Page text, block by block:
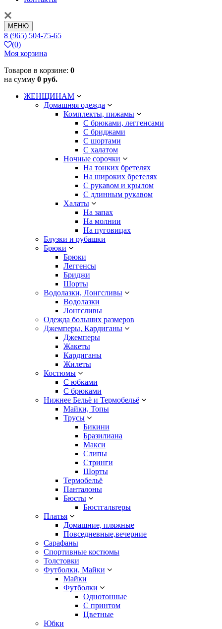
МЕНЮ
8 (965) 504-75-65
(0)
Моя корзина
Товаров в корзине: 0
на сумму 0 руб.
ЖЕНЩИНАМ
Домашняя одежда
Комплекты, пижамы
С брюками, леггенсами
С бриджами
С шортами
С халатом
Ночные сорочки
На тонких бретелях
На широких бретелях
С рукавом и крылом
С длинным рукавом
Халаты
На запах
На молнии
На пуговицах
Блузки и рубашки
Брюки
Брюки
Леггенсы
Бриджи
Шорты
Водолазки, Лонгсливы
Водолазки
Лонгсливы
Одежда больших размеров
Джемперы, Кардиганы
Джемперы
Жакеты
Кардиганы
Жилеты
Костюмы
С юбками
С брюками
Нижнее Бельё и Термобельё
Майки, Топы
Трусы
Бикини
Бразилиана
Макси
Слипы
Стринги
Шорты
Термобельё
Панталоны
Бюсты
Бюстгальтеры
Платья
Домашние, пляжные
Повседневные,вечерние
Сарафаны
Спортивные костюмы
Толстовки
Футболки, Майки
Майки
Футболки
Однотонные
С принтом
Цветные
Юбки